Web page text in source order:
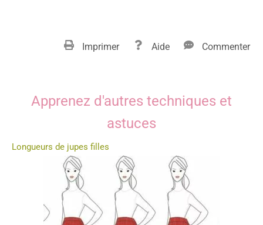
Imprimer Aide Commenter
Apprenez d'autres techniques et
astuces
Longueurs de jupes filles